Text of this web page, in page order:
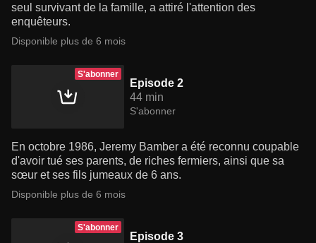
seul survivant de la famille, a attiré l'attention des
enquêteurs.
Disponible plus de 6 mois
S'abonner
Episode 2
44 min
S'abonner
En octobre 1986, Jeremy Bamber a été reconnu coupable
d'avoir tué ses parents, de riches fermiers, ainsi que sa
sœur et ses fils jumeaux de 6 ans.
Disponible plus de 6 mois
S'abonner
Episode 3